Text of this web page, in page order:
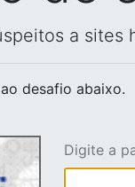
a sites
desafio abaixo.
Digite a